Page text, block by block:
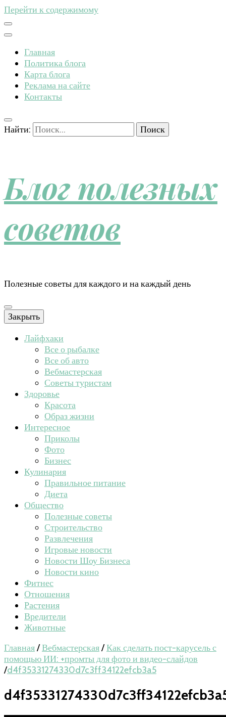
Перейти к содержимому
Главная
Политика блога
Карта блога
Реклама на сайте
Контакты
Найти:
Блог полезных
советов
Полезные советы для каждого и на каждый день
Закрыть
Лайфхаки
Все о рыбалке
Все об авто
Вебмастерская
Советы туристам
Здоровье
Красота
Образ жизни
Интересное
Приколы
Фото
Бизнес
Кулинария
Правильное питание
Диета
Общество
Полезные советы
Строительство
Развлечения
Игровые новости
Новости Шоу Бизнеса
Новости кино
Фитнес
Отношения
Растения
Вредители
Животные
Главная/Вебмастерская/Как сделать пост-карусель с
помощью ИИ: +промты для фото и видео-слайдов
/d4f35331274330d7c3ff34122efcb3a5